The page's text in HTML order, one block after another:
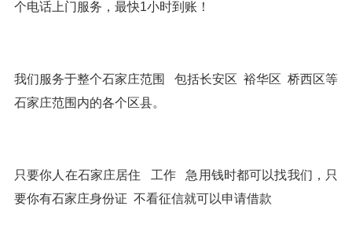
个电话上门服务，最快1小时到账！
我们服务于整个石家庄范围 包括长安区 裕华区 桥西区等
石家庄范围内的各个区县。
只要你人在石家庄居住 工作 急用钱时都可以找我们，只
要你有石家庄身份证 不看征信就可以申请借款